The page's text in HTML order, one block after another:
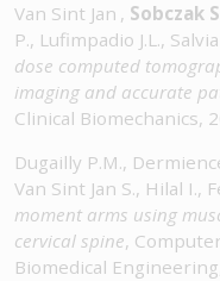
Van Sint Jan , Sobczak S
P., Lufimpadio J.L.,
dose computed
imaging and accurate
Clinical Biomechanics,
Dugailly P.M.,
Van Sint Jan S., Hilal I.,
moment arms using
cervical spine,
Biomedical